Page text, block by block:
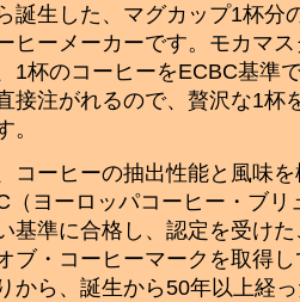
誕生した、マグカップ1杯分
ヒーメーカーです。モカマ
1杯のコーヒーをECBC基準
接注がれるので、贅沢な1杯
。
コーヒーの抽出性能と風味
（ヨーロッパコーヒー・ブリ
基準に合格し、認定を受け
ブ・コーヒーマークを取得
から、誕生から50年以上経